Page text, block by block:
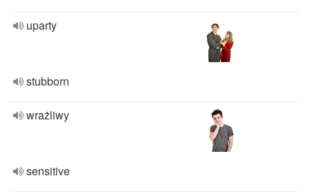
uparty
stubborn
wrażliwy
sensitive